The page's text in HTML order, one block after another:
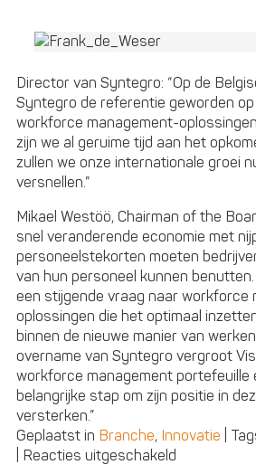
Director van Syntegro: “Op de
Syntegro de referentie geworden
workforce management-
zijn we al geruime tijd aan het
zullen we onze internationale groei
versnellen.”
Mikael Westöö, Chairman of the
snel veranderende economie met
personeelstekorten moeten
van hun personeel kunnen
een stijgende vraag naar workforce
oplossingen die het optimaal
binnen de nieuwe manier van
overname van Syntegro vergroot
workforce management portefeuille
belangrijke stap om zijn positie in
versterken.”
Geplaatst in Branche, Innovatie
Reacties uitgeschakeld